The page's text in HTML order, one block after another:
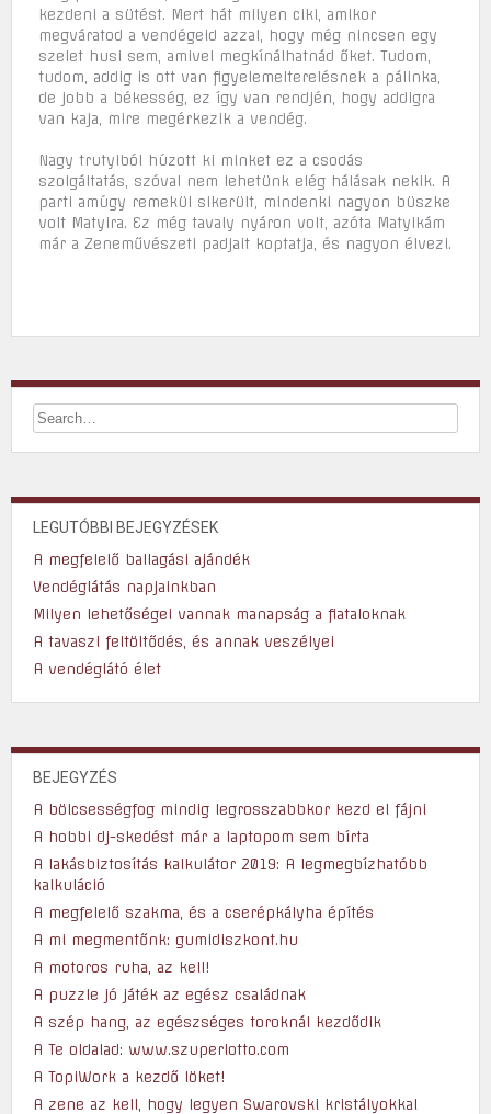
kezdeni a sütést. Mert hát milyen ciki, amikor
megváratod a vendégeid azzal, hogy még nincsen egy
szelet husi sem, amivel megkínálhatnád őket. Tudom,
tudom, addig is ott van figyelemelterelésnek a pálinka,
de jobb a békesség, ez így van rendjén, hogy addigra
van kaja, mire megérkezik a vendég.
Nagy trutyiból húzott ki minket ez a csodás
szolgáltatás, szóval nem lehetünk elég hálásak nekik. A
parti amúgy remekül sikerült, mindenki nagyon büszke
volt Matyira. Ez még tavaly nyáron volt, azóta Matyikám
már a Zeneművészeti padjait koptatja, és nagyon élvezi.
LEGUTÓBBI BEJEGYZÉSEK
A megfelelő ballagási ajándék
Vendéglátás napjainkban
Milyen lehetőségei vannak manapság a fiataloknak
A tavaszi feltöltődés, és annak veszélyei
A vendéglátó élet
BEJEGYZÉS
A bölcsességfog mindig legrosszabbkor kezd el fájni
A hobbi dj-skedést már a laptopom sem bírta
A lakásbiztosítás kalkulátor 2019: A legmegbízhatóbb
kalkuláció
A megfelelő szakma, és a cserépkályha építés
A mi megmentőnk: gumidiszkont.hu
A motoros ruha, az kell!
A puzzle jó játék az egész családnak
A szép hang, az egészséges toroknál kezdődik
A Te oldalad: www.szuperlotto.com
A TopiWork a kezdő löket!
A zene az kell, hogy legyen Swarovski kristályokkal